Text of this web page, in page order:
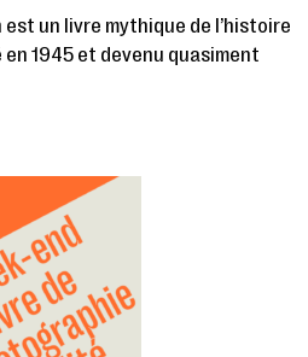
est un livre mythique de l’histoire
1945 et devenu quasiment